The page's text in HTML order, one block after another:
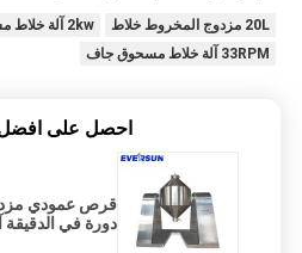
20L مزدوج المخروط خلاط
2kw آلة خلاط مسحوق جاف
33RPM آلة خلاط مسحوق جاف
احصل على
دورة في